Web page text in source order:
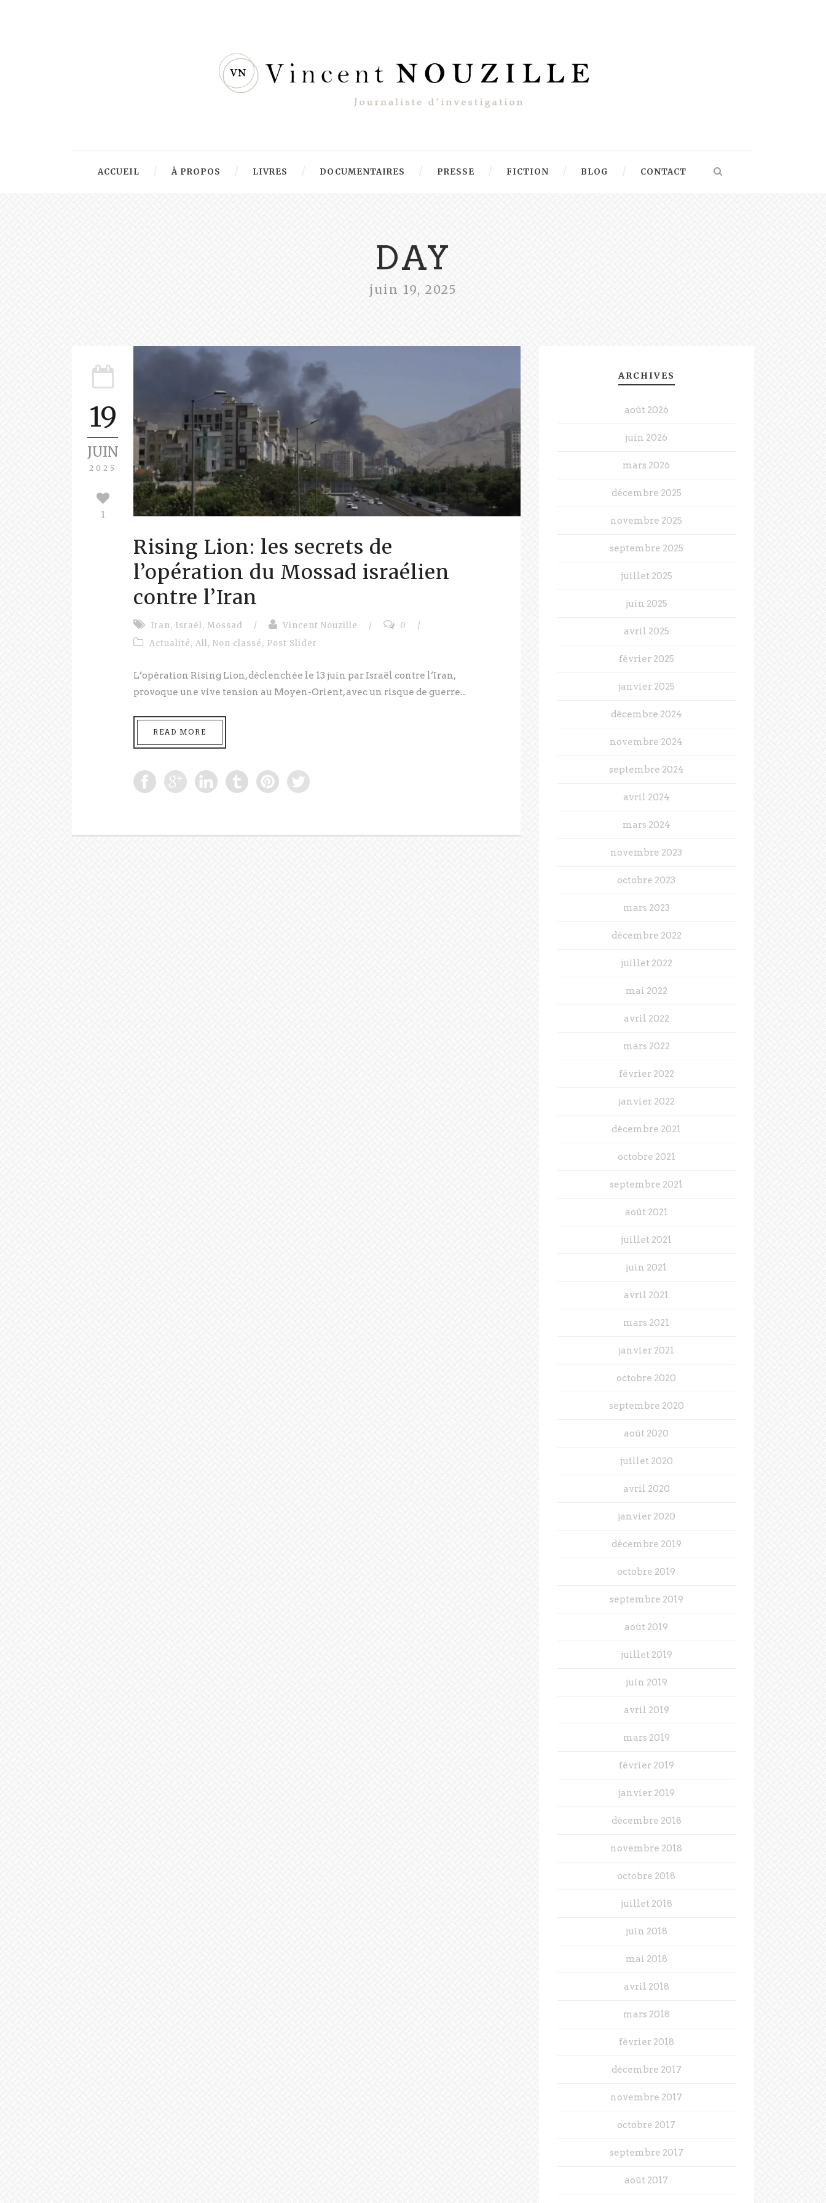
ACCUEIL À PROPOS LIVRES DOCUMENTAIRES PRESSE FICTION BLOG CONTACT
DAY
juin 19, 2025
19
JUIN
2025
1
Rising Lion: les secrets de
l’opération du Mossad israélien
contre l’Iran
Iran, Israël, Mossad / Vincent Nouzille / 0
/
Actualité, All, Non classé, Post Slider
L’opération Rising Lion, déclenchée le 13 juin par Israël contre l’Iran,
provoque une vive tension au Moyen-Orient, avec un risque de guerre...
READ MORE
ARCHIVES
août 2026
juin 2026
mars 2026
décembre 2025
novembre 2025
septembre 2025
juillet 2025
juin 2025
avril 2025
février 2025
janvier 2025
décembre 2024
novembre 2024
septembre 2024
avril 2024
mars 2024
novembre 2023
octobre 2023
mars 2023
décembre 2022
juillet 2022
mai 2022
avril 2022
mars 2022
février 2022
janvier 2022
décembre 2021
octobre 2021
septembre 2021
août 2021
juillet 2021
juin 2021
avril 2021
mars 2021
janvier 2021
octobre 2020
septembre 2020
août 2020
juillet 2020
avril 2020
janvier 2020
décembre 2019
octobre 2019
septembre 2019
août 2019
juillet 2019
juin 2019
avril 2019
mars 2019
février 2019
janvier 2019
décembre 2018
novembre 2018
octobre 2018
juillet 2018
juin 2018
mai 2018
avril 2018
mars 2018
février 2018
décembre 2017
novembre 2017
octobre 2017
septembre 2017
août 2017